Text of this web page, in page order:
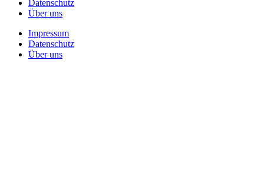
Datenschutz
Über uns
Impressum
Datenschutz
Über uns